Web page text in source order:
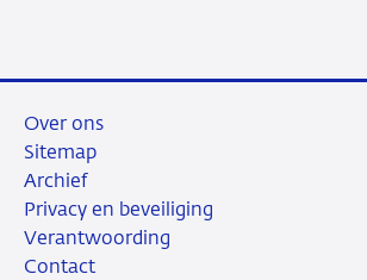
Over ons
Sitemap
Archief
Privacy en beveiliging
Verantwoording
Contact